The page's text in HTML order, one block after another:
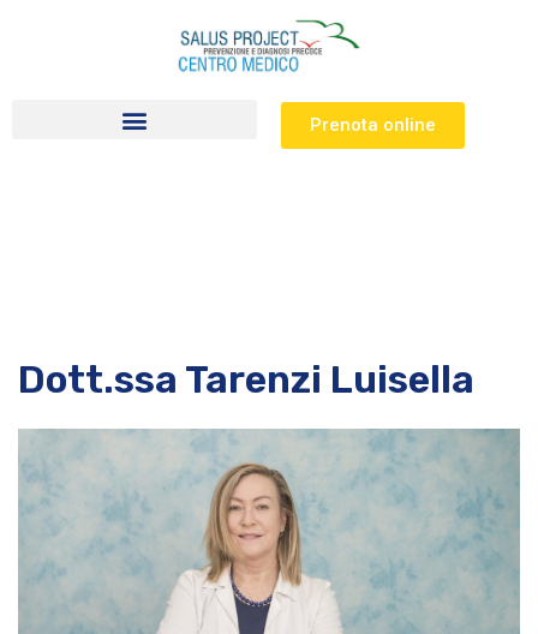
Prenota online
Dott.ssa Tarenzi Luisella